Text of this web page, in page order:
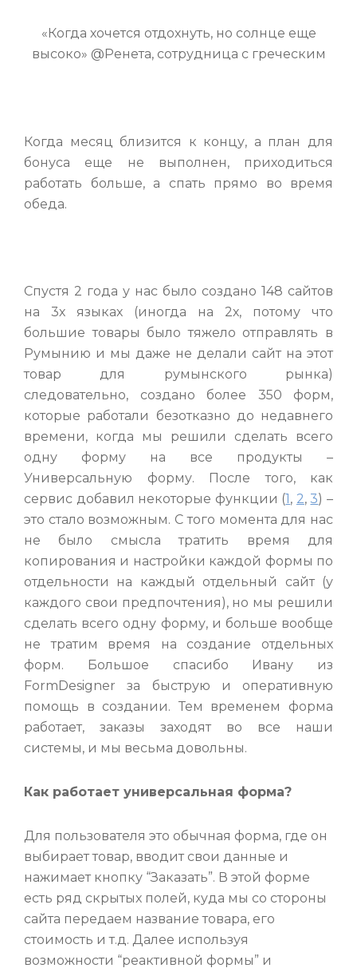
«Когда хочется отдохнуть, но солнце еще
высоко» @Ренета, сотрудница с греческим
Когда месяц близится к концу, а план для
бонуса еще не выполнен, приходиться
работать больше, а спать прямо во время
обеда.
Спустя 2 года у нас было создано 148 сайтов
на 3х языках (иногда на 2х, потому что
большие товары было тяжело отправлять в
Румынию и мы даже не делали сайт на этот
товар для румынского рынка)
следовательно, создано более 350 форм,
которые работали безотказно до недавнего
времени, когда мы решили сделать всего
одну форму на все продукты –
Универсальную форму. После того, как
сервис добавил некоторые функции (1 , 2,3) –
это стало возможным. С того момента для нас
не было смысла тратить время для
копирования и настройки каждой формы по
отдельности на каждый отдельный сайт (у
каждого свои предпочтения), но мы решили
сделать всего одну форму, и больше вообще
не тратим время на создание отдельных
форм. Большое спасибо Ивану из
FormDesigner за быструю и оперативную
помощь в создании. Тем временем форма
работает, заказы заходят во все наши
системы, и мы весьма довольны.
Как работает универсальная форма?
Для пользователя это обычная форма, где он
выбирает товар, вводит свои данные и
нажимает кнопку “Заказать”. В этой форме
есть ряд скрытых полей, куда мы со стороны
сайта передаем название товара, его
стоимость и т.д. Далее используя
возможности “реактивной формы” и